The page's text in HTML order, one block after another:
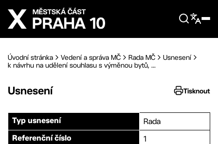
Přejít na hlavní obsah
Úvodní stránka Vedení a správa MČ Rada MČ
Usnesení
k návrhu na udělení souhlasu s výměnou bytů, ...
Usnesení Tisknout
Typ usnesení Rada
Referenční číslo 1